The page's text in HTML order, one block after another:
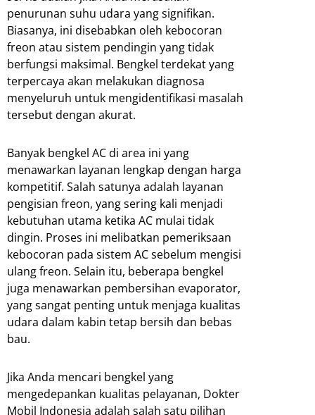
penurunan suhu udara yang signifikan.
Biasanya, ini disebabkan oleh kebocoran
freon atau sistem pendingin yang tidak
berfungsi maksimal. Bengkel terdekat yang
terpercaya akan melakukan diagnosa
menyeluruh untuk mengidentifikasi masalah
tersebut dengan akurat.
Banyak bengkel AC di area ini yang
menawarkan layanan lengkap dengan harga
kompetitif. Salah satunya adalah layanan
pengisian freon, yang sering kali menjadi
kebutuhan utama ketika AC mulai tidak
dingin. Proses ini melibatkan pemeriksaan
kebocoran pada sistem AC sebelum mengisi
ulang freon. Selain itu, beberapa bengkel
juga menawarkan pembersihan evaporator,
yang sangat penting untuk menjaga kualitas
udara dalam kabin tetap bersih dan bebas
bau.
Jika Anda mencari bengkel yang
mengedepankan kualitas pelayanan, Dokter
Mobil Indonesia adalah salah satu pilihan